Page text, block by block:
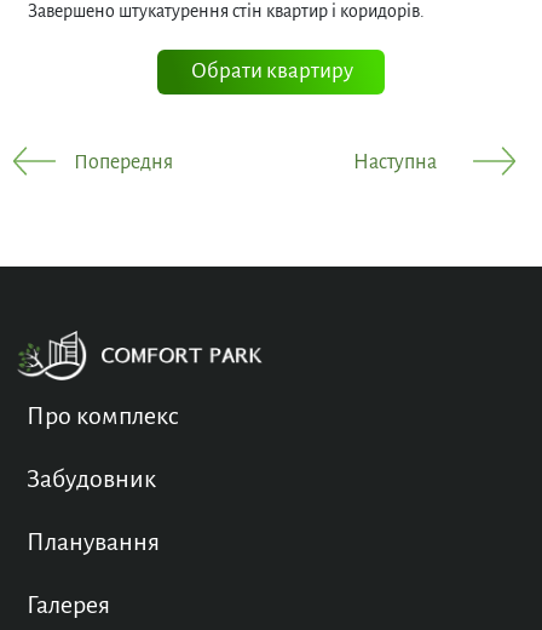
Завершено штукатурення стін квартир і коридорів.
Обрати квартиру
Попередня Наступна
Про комплекс
Забудовник
Планування
Галерея